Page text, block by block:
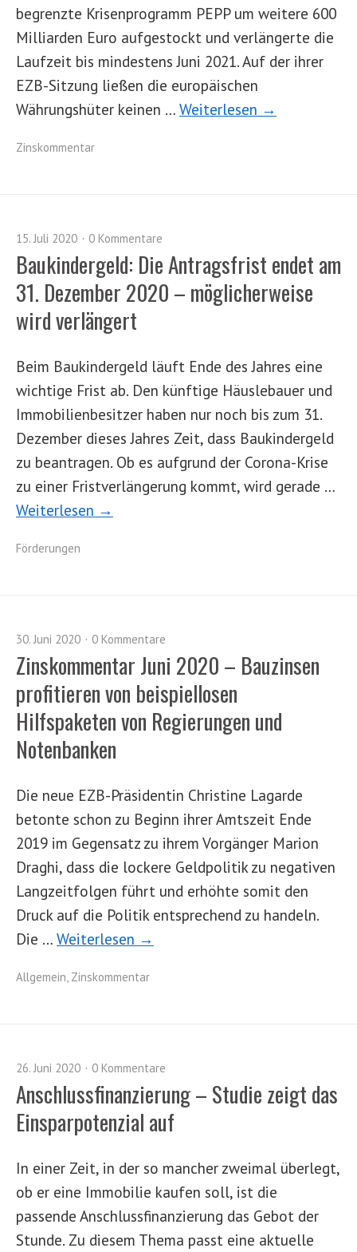
begrenzte Krisenprogramm PEPP um weitere 600
Milliarden Euro aufgestockt und verlängerte die
Laufzeit bis mindestens Juni 2021. Auf der ihrer
EZB-Sitzung ließen die europäischen
Währungshüter keinen … Weiterlesen →
Zinskommentar
15. Juli 2020 0 Kommentare
Baukindergeld: Die Antragsfrist endet am
31. Dezember 2020 – möglicherweise
wird verlängert
Beim Baukindergeld läuft Ende des Jahres eine
wichtige Frist ab. Den künftige Häuslebauer und
Immobilienbesitzer haben nur noch bis zum 31.
Dezember dieses Jahres Zeit, dass Baukindergeld
zu beantragen. Ob es aufgrund der Corona-Krise
zu einer Fristverlängerung kommt, wird gerade …
Weiterlesen →
Förderungen
30. Juni 2020 0 Kommentare
Zinskommentar Juni 2020 – Bauzinsen
profitieren von beispiellosen
Hilfspaketen von Regierungen und
Notenbanken
Die neue EZB-Präsidentin Christine Lagarde
betonte schon zu Beginn ihrer Amtszeit Ende
2019 im Gegensatz zu ihrem Vorgänger Marion
Draghi, dass die lockere Geldpolitik zu negativen
Langzeitfolgen führt und erhöhte somit den
Druck auf die Politik entsprechend zu handeln.
Die … Weiterlesen →
Allgemein, Zinskommentar
26. Juni 2020 0 Kommentare
Anschlussfinanzierung – Studie zeigt das
Einsparpotenzial auf
In einer Zeit, in der so mancher zweimal überlegt,
ob er eine Immobilie kaufen soll, ist die
passende Anschlussfinanzierung das Gebot der
Stunde. Zu diesem Thema passt eine aktuelle